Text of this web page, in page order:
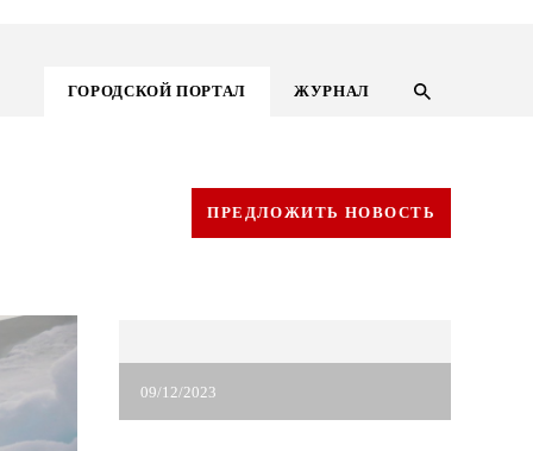
ГОРОДСКОЙ ПОРТАЛ ЖУРНАЛ
ПРЕДЛОЖИТЬ НОВОСТЬ
09/12/2023